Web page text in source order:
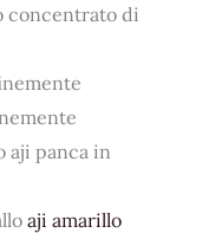
concentrato di
aji panca in
aji amarillo